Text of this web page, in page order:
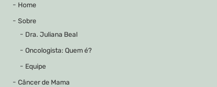
Home
Sobre
Dra. Juliana Beal
Oncologista: Quem é?
Equipe
Câncer de Mama